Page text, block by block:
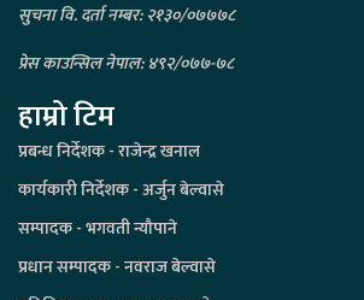
सुचना वि. दर्ता नम्बर: २१३०/०७७७८
प्रेस काउन्सिल नेपाल: ४९२/०७७-७८
हाम्रो टिम
प्रबन्ध निर्देशक - राजेन्द्र खनाल
कार्यकारी निर्देशक - अर्जुन बेल्वासे
सम्पादक - भगवती न्यौपाने
प्रधान सम्पादक - नवराज बेल्वासे